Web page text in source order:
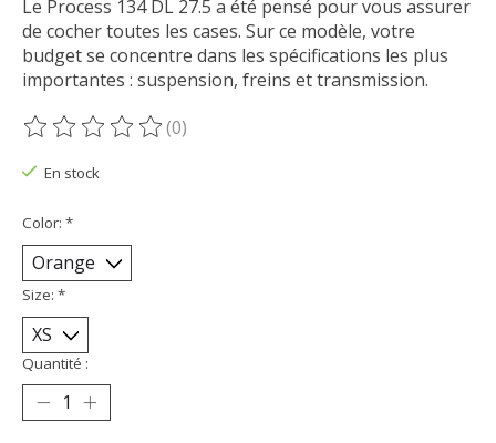
Le Process 134 DL 27.5 a été pensé pour vous assurer
de cocher toutes les cases. Sur ce modèle, votre
budget se concentre dans les spécifications les plus
importantes : suspension, freins et transmission.
Ce produit est évalué à
(0)
En stock
Color: *
Size: *
Quantité :